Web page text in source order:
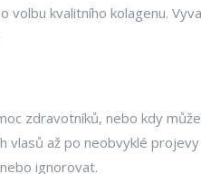
volbu kvalitního kolagenu.
zdravotníků, nebo kdy
až po neobvyklé
ignorovat.